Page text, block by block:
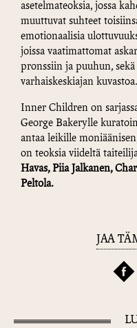
asetelmateoksia, jossa
muuttuvat suhteet
emotionaalisia
joissa vaatimattomat
pronssiin ja puuhun,
varhaiskeskiajan kuvastoa.
Inner Children on
George Bakerylle
antaa leikille
on teoksia viideltä
Havas, Piia Jalkanen,
Peltola.
JAA